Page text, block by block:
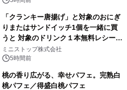
「クランキー唐揚げ」と対象のおにぎ
りまたはサンドイッチ1個を一緒に買
うと 対象のドリンク１本無料レシート
クーポンもらえる！※1
ミニストップ株式会社
5時間前
桃の香り広がる、幸せパフェ。完熟白
桃パフェ／得盛白桃パフェ